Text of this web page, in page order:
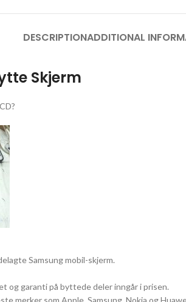
DESCRIPTIONADDITIONAL
Skjerm
Samsung mobil-skjerm.
og garanti på byttede deler inngår i prisen.
merker som Apple, Samsung, Nokia og